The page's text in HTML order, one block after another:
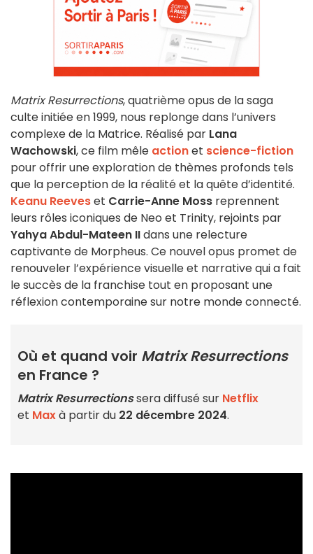
Matrix Resurrections, quatrième opus de la saga
culte initiée en 1999, nous replonge dans l’univers
complexe de la Matrice. Réalisé par Lana
Wachowski, ce film mêle actionet science-fiction
pour offrir une exploration de thèmes profonds tels
que la perception de la réalité et la quête d’identité.
Keanu Reeveset Carrie-Anne Moss reprennent
leurs rôles iconiques de Neo et Trinity, rejoints par
Yahya Abdul-Mateen IIdans une relecture
captivante de Morpheus. Ce nouvel opus promet de
renouveler l’expérience visuelle et narrative qui a fait
le succès de la franchise tout en proposant une
réflexion contemporaine sur notre monde connecté.
Où et quand voir Matrix Resurrections
en France ?
Matrix Resurrectionssera diffusé sur Netflix
et Maxà partir du 22 décembre 2024.